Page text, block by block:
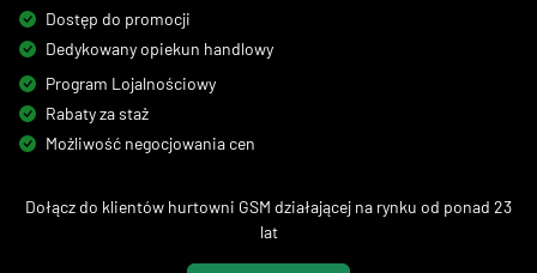
Dostęp do promocji
Dedykowany opiekun handlowy
Program Lojalnościowy
Rabaty za staż
Możliwość negocjowania cen
Dołącz do klientów hurtowni GSM działającej na rynku od ponad 23
lat